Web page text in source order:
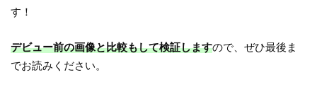
す！
デビュー前の画像と比較もして検証しますので、ぜひ最後ま
でお読みください。